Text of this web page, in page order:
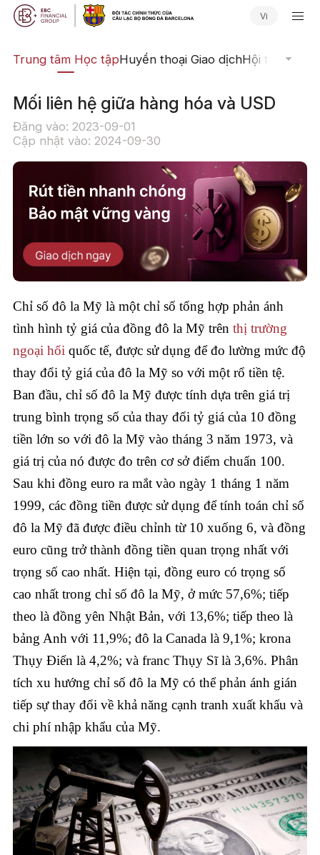
Vi
Trung tâm Học tậpHuyền thoại Giao dịchHội thảo
Mối liên hệ giữa hàng hóa và USD
Đăng vào: 2023-09-01
Cập nhật vào: 2024-09-30
Chỉ số đô la Mỹ là một chỉ số tổng hợp phản ánh
tình hình tỷ giá của đồng đô la Mỹ trên thị trường
ngoại hối quốc tế, được sử dụng để đo lường mức độ
thay đổi tỷ giá của đô la Mỹ so với một rổ tiền tệ.
Ban đầu, chỉ số đô la Mỹ được tính dựa trên giá trị
trung bình trọng số của thay đổi tỷ giá của 10 đồng
tiền lớn so với đô la Mỹ vào tháng 3 năm 1973, và
giá trị của nó được đo trên cơ sở điểm chuẩn 100.
Sau khi đồng euro ra mắt vào ngày 1 tháng 1 năm
1999, các đồng tiền được sử dụng để tính toán chỉ số
đô la Mỹ đã được điều chỉnh từ 10 xuống 6, và đồng
euro cũng trở thành đồng tiền quan trọng nhất với
trọng số cao nhất. Hiện tại, đồng euro có trọng số
cao nhất trong chỉ số đô la Mỹ, ở mức 57,6%; tiếp
theo là đồng yên Nhật Bản, với 13,6%; tiếp theo là
bảng Anh với 11,9%; đô la Canada là 9,1%; krona
Thụy Điển là 4,2%; và franc Thụy Sĩ là 3,6%. Phân
tích xu hướng chỉ số đô la Mỹ có thể phản ánh gián
tiếp sự thay đổi về khả năng cạnh tranh xuất khẩu và
chi phí nhập khẩu của Mỹ.